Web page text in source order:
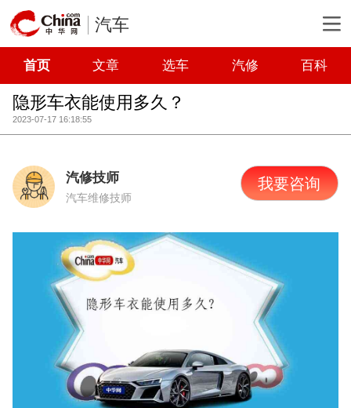
汽车
首页 文章 选车 汽修 百科
隐形车衣能使用多久？
2023-07-17 16:18:55
汽修技师
汽车维修技师
我要咨询